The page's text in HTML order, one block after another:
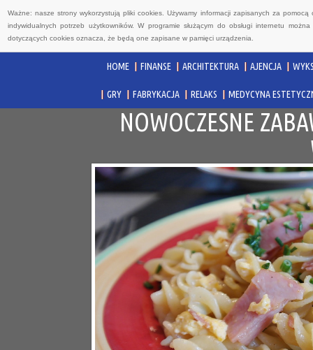
Ważne: nasze strony wykorzystują pliki cookies. Używamy informacji zapisanych za
indywidualnych potrzeb użytkowników. W programie służącym do obsługi internetu
dotyczących cookies oznacza, że będą one zapisane w pamięci urządzenia.
HOME FINANSE ARCHITEKTURA AJENCJA
GRY FABRYKACJA RELAKS MEDYCYNA
NOWOCZESNE